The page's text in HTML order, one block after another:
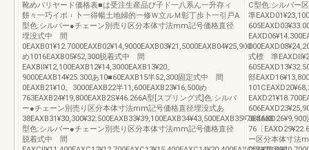
靴めパリヤード価格表■は受注生産品び子ド一八系ん一升存ィ
餅々一巧イポ︲卜一得暢土地婦的一修Ｗ立ルＭ彰丁歩卜一引戸A
型色:シルバー●チェーン別売り区分本体寸法mm記号価格直径
埋没式中 間
0EAXB01¥12.7000EAXB02¥14,9000EAXB03¥21,5000EAXB04¥25,900
め1016EAXB05¥52,300脱着式中 間
EAXBll¥12,100EAXB12¥14,3000EAXB13¥20。
9000EAXB14¥25.300あ10■60EAXB15半52,300固定式中 間
0EAXB21¥10。3000EAXB22半11,600EAXB23¥16,500め
763EAXB24¥19,800EAXB2S¥46.266A型[スプリング式]色:シルバ
ー●チェーン別売り区分本体寸法mm記号価格直径埋没式あ
38EAXB31¥30,300¥32.500EAXB33¥39,100EAXB34¥43,500EAXB35¥76.466B
型色:シルバー●チェーン別売り区分本体寸法mm記号価格直径
脱着式中 間
C型色:シルバー
準
式標 準
部
76〔
ー区分本体寸法